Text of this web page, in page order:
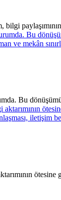
Bu
ötesine